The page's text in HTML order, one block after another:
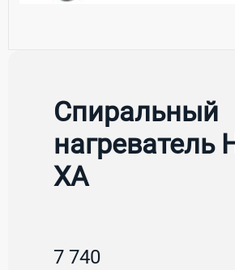
Спиральный
нагреватель
ХА
7 740